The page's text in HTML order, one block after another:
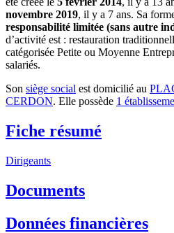
novembre 2019, il y a 7 ans. Sa
responsabilité limitée (sans autre
d’activité est : restauration
catégorisée Petite ou Moyenne
salariés.
Son siège social est domicilié au
CERDON. Elle possède 1
Fiche résumé
Dirigeants
Documents
Données financières